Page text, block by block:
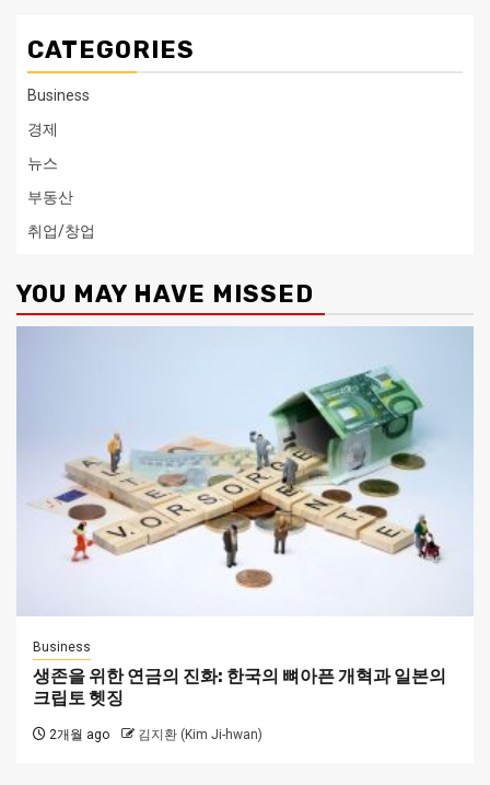
CATEGORIES
Business
경제
뉴스
부동산
취업/창업
YOU MAY HAVE MISSED
Business
생존을 위한 연금의 진화: 한국의 뼈아픈 개혁과 일본의
크립토 헷징
2개월 ago 김지환 (Kim Ji-hwan)